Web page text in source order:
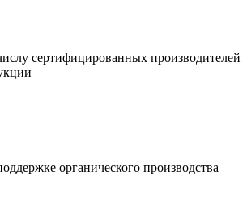
сертифицированных производителей
органического производства